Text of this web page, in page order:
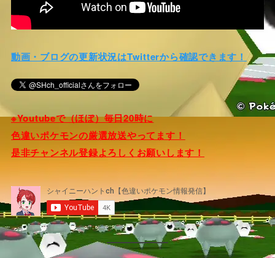
動画・ブログの更新状況はTwitterから確認できます！
※Youtubeで（ほぼ）毎日20時に
色違いポケモンの厳選放送やってます！
是非チャンネル登録よろしくお願いします！